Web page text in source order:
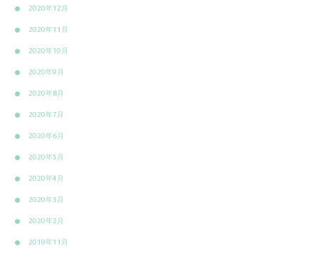
2020年12月
2020年11月
2020年10月
2020年9月
2020年8月
2020年7月
2020年6月
2020年5月
2020年4月
2020年3月
2020年2月
2019年11月